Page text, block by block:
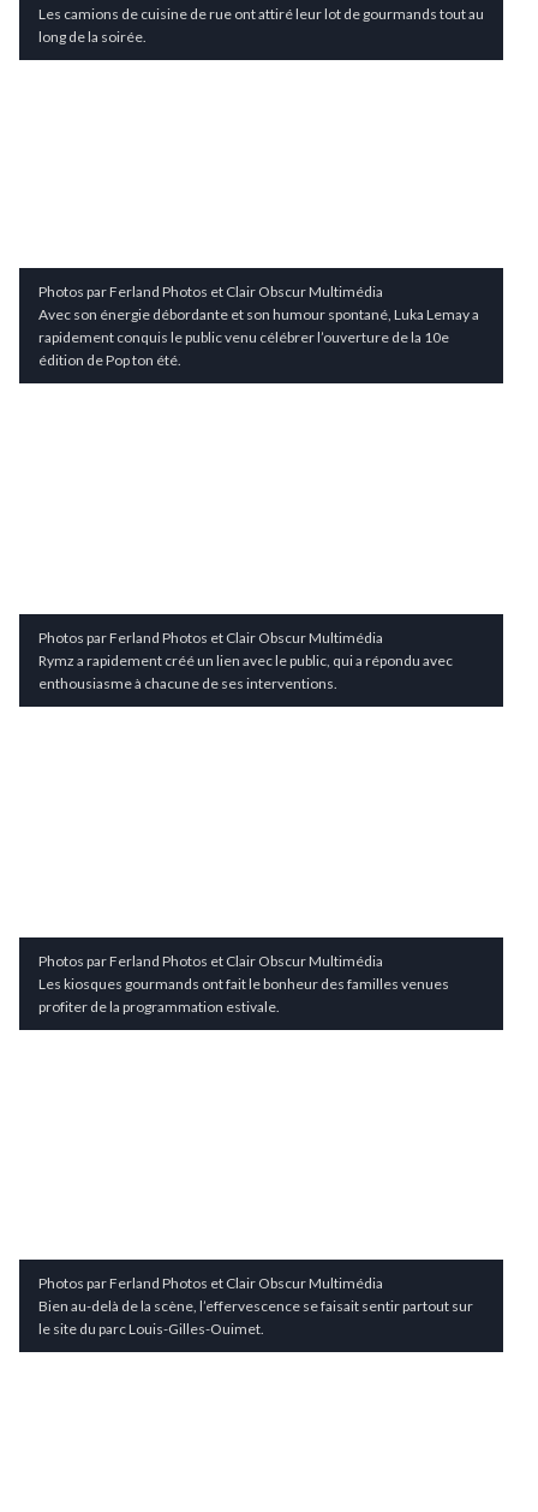
Les camions de cuisine de rue ont attiré leur lot de gourmands tout au
long de la soirée.
Photos par Ferland Photos et Clair Obscur Multimédia
Avec son énergie débordante et son humour spontané, Luka Lemay a
rapidement conquis le public venu célébrer l’ouverture de la 10e
édition de Pop ton été.
Photos par Ferland Photos et Clair Obscur Multimédia
Rymz a rapidement créé un lien avec le public, qui a répondu avec
enthousiasme à chacune de ses interventions.
Photos par Ferland Photos et Clair Obscur Multimédia
Les kiosques gourmands ont fait le bonheur des familles venues
profiter de la programmation estivale.
Photos par Ferland Photos et Clair Obscur Multimédia
Bien au-delà de la scène, l’effervescence se faisait sentir partout sur
le site du parc Louis-Gilles-Ouimet.